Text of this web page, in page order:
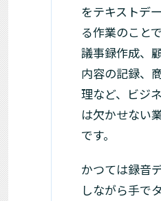
をテキストデ
る作業のこと
議事録作成、
内容の記録、
理など、ビジ
は欠かせない
です。
かつては録音
しながら手で